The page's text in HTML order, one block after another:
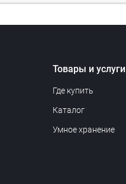
Товары и услуги
Где купить
Каталог
Умное хранение